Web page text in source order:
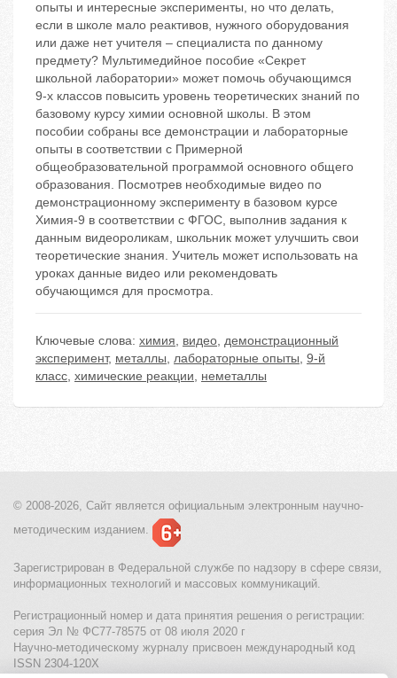
опыты и интересные эксперименты, но что делать,
если в школе мало реактивов, нужного оборудования
или даже нет учителя – специалиста по данному
предмету? Мультимедийное пособие «Секрет
школьной лаборатории» может помочь обучающимся
9-х классов повысить уровень теоретических знаний по
базовому курсу химии основной школы. В этом
пособии собраны все демонстрации и лабораторные
опыты в соответствии с Примерной
общеобразовательной программой основного общего
образования. Посмотрев необходимые видео по
демонстрационному эксперименту в базовом курсе
Химия-9 в соответствии с ФГОС, выполнив задания к
данным видеороликам, школьник может улучшить свои
теоретические знания. Учитель может использовать на
уроках данные видео или рекомендовать
обучающимся для просмотра.
Ключевые слова: химия, видео, демонстрационный
эксперимент, металлы, лабораторные опыты, 9-й
класс, химические реакции, неметаллы
© 2008-2026, Сайт является официальным электронным научно-
методическим изданием.
Зарегистрирован в Федеральной службе по надзору в сфере связи,
информационных технологий и массовых коммуникаций.
Регистрационный номер и дата принятия решения о регистрации:
серия Эл № ФС77-78575 от 08 июля 2020 г
Научно-методическому журналу присвоен международный код
ISSN 2304-120X